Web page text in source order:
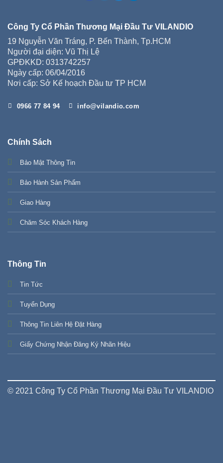
Công Ty Cổ Phần Thương Mại Đầu Tư VILANDIO
19 Nguyễn Văn Tráng, P. Bến Thành, Tp.HCM
Người đại diện: Vũ Thị Lệ
GPĐKKD: 0313742257
Ngày cấp: 06/04/2016
Nơi cấp: Sở Kế hoạch Đầu tư TP HCM
0966 77 84 94 info@vilandio.com
Chính Sách
Bảo Mật Thông Tin
Bảo Hành Sản Phẩm
Giao Hàng
Chăm Sóc Khách Hàng
Thông Tin
Tin Tức
Tuyển Dụng
Thông Tin Liên Hệ Đặt Hàng
Giấy Chứng Nhận Đăng Ký Nhãn Hiệu
© 2021 Công Ty Cổ Phần Thương Mại Đầu Tư VILANDIO